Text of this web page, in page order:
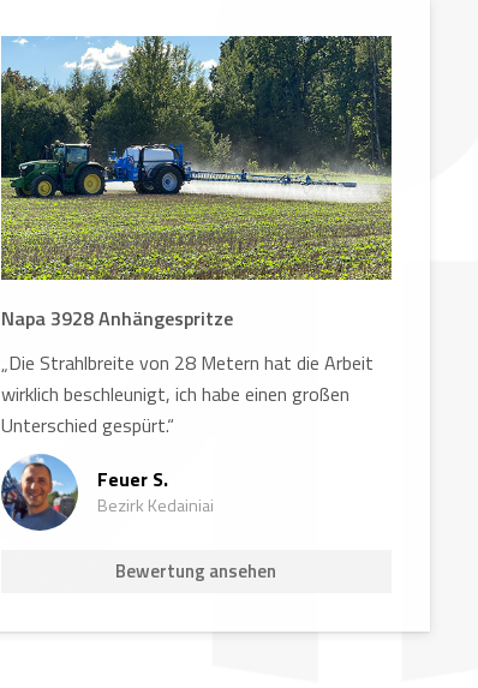
Napa 3928 Anhängespritze
„Die Strahlbreite von 28 Metern hat die Arbeit
wirklich beschleunigt, ich habe einen großen
Unterschied gespürt.“
Feuer S.
Bezirk Kedainiai
Bewertung ansehen